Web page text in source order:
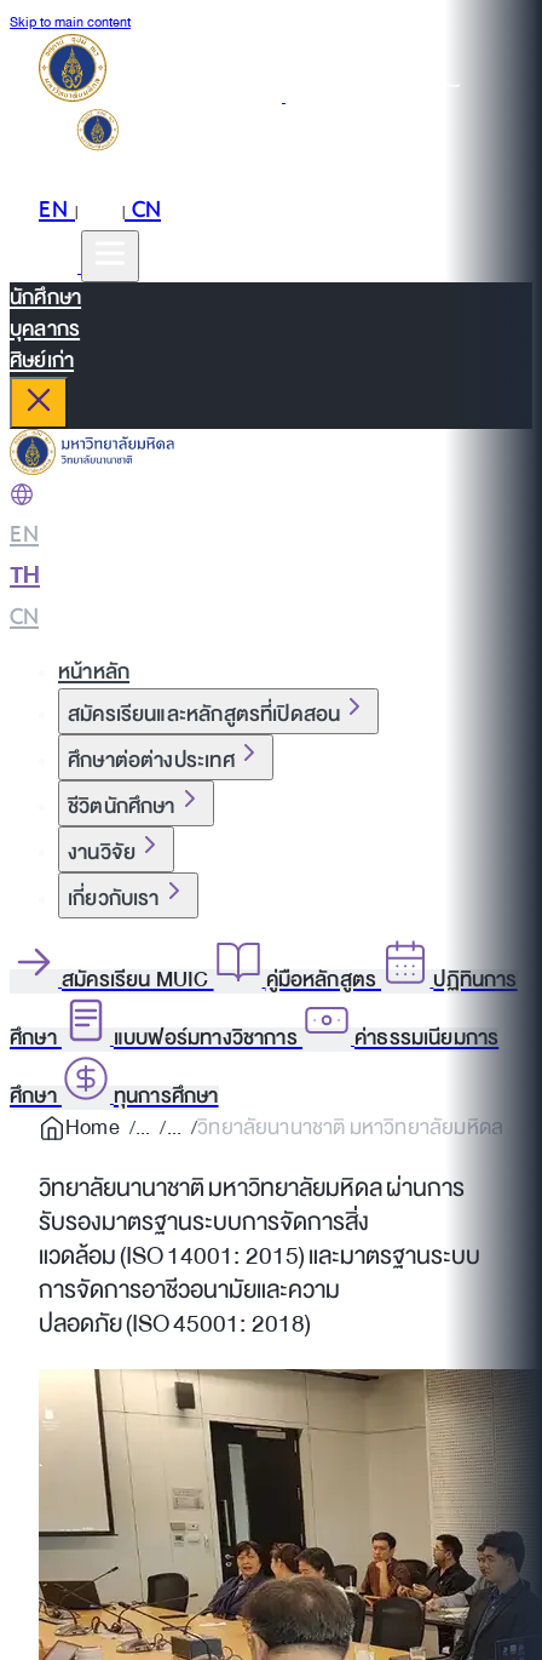
Skip to main content
EN| |CN
นักศึกษา
บุคลากร
ศิษย์เก่า
EN
TH
CN
หน้าหลัก
สมัครเรียนและหลักสูตรที่เปิดสอน
ศึกษาต่อต่างประเทศ
ชีวิตนักศึกษา
งานวิจัย
เกี่ยวกับเรา
สมัครเรียน MUIC คู่มือหลักสูตร
ปฏิทินการ
ศึกษา
แบบฟอร์มทางวิชาการ
ค่าธรรมเนียมการ
ศึกษา
ทุนการศึกษา
Home
วิทยาลัยนานาชาติ มหาวิทยาลัยมหิดล ผ่า
วิทยาลัยนานาชาติ มหาวิทยาลัยมหิดล ผ่านการ
รับรองมาตรฐานระบบการจัดการสิ่ง
แวดล้อม (ISO 14001: 2015) และมาตรฐานระบบ
การจัดการอาชีวอนามัยและความ
ปลอดภัย (ISO 45001: 2018)